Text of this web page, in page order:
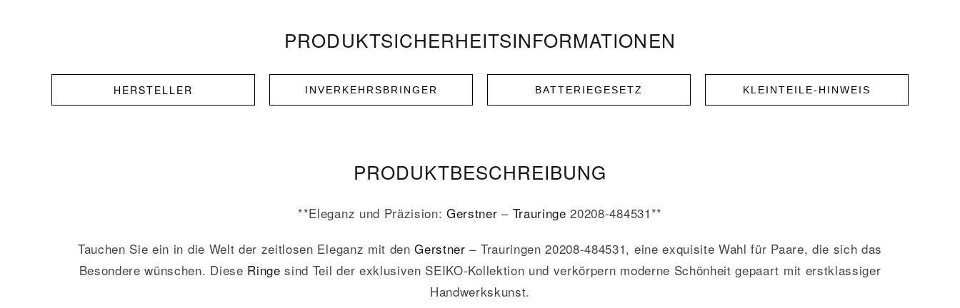
PRODUKT­­SICHERHEITS­INFORMATIONEN
HERSTELLER INVERKEHRSBRINGER BATTERIEGESETZ KLEINTEILE-HINWEIS
PRODUKT­­BESCHREIBUNG
**Eleganz und Präzision:Gerstner – Trauringe 20208-484531**
Tauchen Sie ein in die Welt der zeitlosen Eleganz mit denGerstner – Trauringen 20208-484531, eine exquisite Wahl für Paare, die sich das
Besondere wünschen. Diese Ringe sind Teil der exklusiven SEIKO-Kollektion und verkörpern moderne Schönheit gepaart mit erstklassiger
Handwerkskunst.